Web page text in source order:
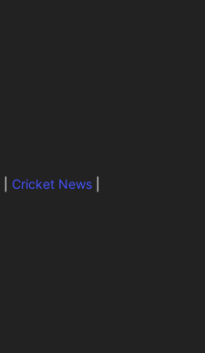
Cricket News